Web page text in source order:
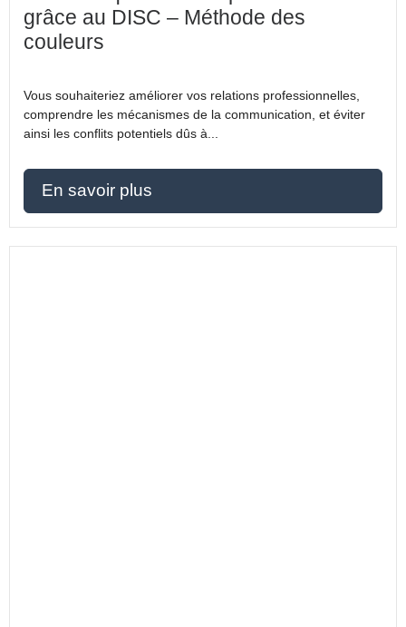
grâce au DISC – Méthode des
couleurs
Vous souhaiteriez améliorer vos relations professionnelles,
comprendre les mécanismes de la communication, et éviter
ainsi les conflits potentiels dûs à...
En savoir plus